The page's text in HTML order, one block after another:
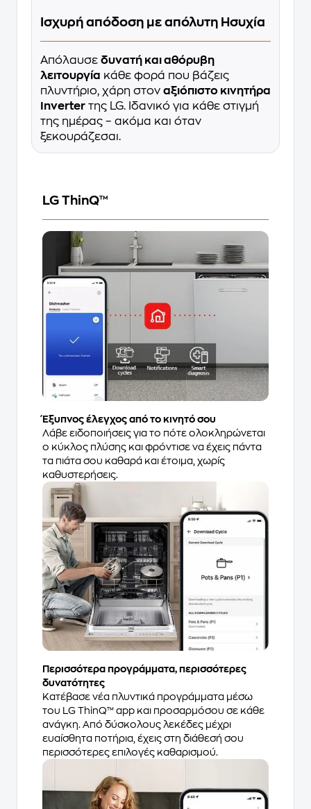
Ισχυρή απόδοση με απόλυτη Ησυχία
Απόλαυσε δυνατή και αθόρυβη
λειτουργία κάθε φορά που βάζεις
πλυντήριο, χάρη στον αξιόπιστο κινητήρα
Inverter της LG. Ιδανικό για κάθε στιγμή
της ημέρας – ακόμα και όταν
ξεκουράζεσαι.
LG ThinQ™
Έξυπνος έλεγχος από το κινητό σου
Λάβε ειδοποιήσεις για το πότε ολοκληρώνεται
ο κύκλος πλύσης και φρόντισε να έχεις πάντα
τα πιάτα σου καθαρά και έτοιμα, χωρίς
καθυστερήσεις.
Περισσότερα προγράμματα, περισσότερες
δυνατότητες
Κατέβασε νέα πλυντικά προγράμματα μέσω
του LG ThinQ™ app και προσαρμόσου σε κάθε
ανάγκη. Από δύσκολους λεκέδες μέχρι
ευαίσθητα ποτήρια, έχεις στη διάθεσή σου
περισσότερες επιλογές καθαρισμού.